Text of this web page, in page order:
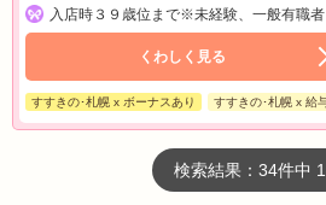
入店時３９歳位まで※未経験、一般有職
くわしく見る
すすきの･札幌 x ボーナスあり すすきの･札幌 x 給
検索結果：34件中